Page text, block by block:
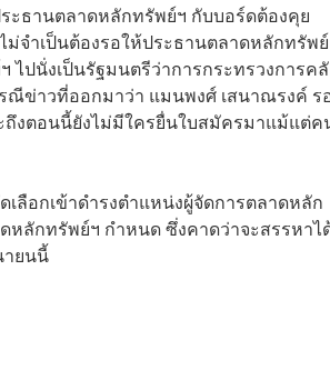
ะธานตลาดหลักทรัพย์ฯ กับบอร์ดต้องคุย
จำเป็นต้องรอให้ประธานตลาดหลักทรัพ
ปนั่งเป็นรัฐมนตรีว่าการกระทรวงการค
ณีข่าวที่ออกมาว่า แมนพงศ์ เสนาณรงค์ ร
ถึงตอนนี้ยังไม่มีใครยื่นใบสมัครมาแม้แต่ค
ลือกเข้าดำรงตำแหน่งผู้จัดการตลาดหลัก
หลักทรัพย์ฯ กำหนด ซึ่งคาดว่าจะสรรหาไ
ายนนี้